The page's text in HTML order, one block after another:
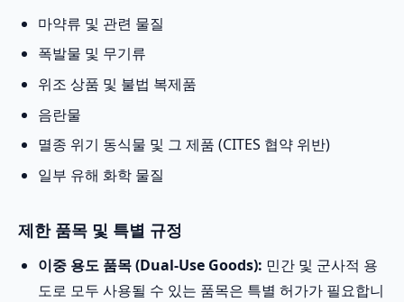
마약류 및 관련 물질
폭발물 및 무기류
위조 상품 및 불법 복제품
음란물
멸종 위기 동식물 및 그 제품 (CITES 협약 위반)
일부 유해 화학 물질
제한 품목 및 특별 규정
이중 용도 품목 (Dual-Use Goods): 민간 및 군사적 용
도로 모두 사용될 수 있는 품목은 특별 허가가 필요합니